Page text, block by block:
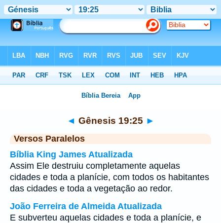
◄ Gênesis 19:25 ►
Versos Paralelos
Bíblia King James Atualizada
Assim Ele destruiu completamente aquelas
cidades e toda a planície, com todos os habitantes
das cidades e toda a vegetação ao redor.
João Ferreira de Almeida Atualizada
E subverteu aquelas cidades e toda a planície, e